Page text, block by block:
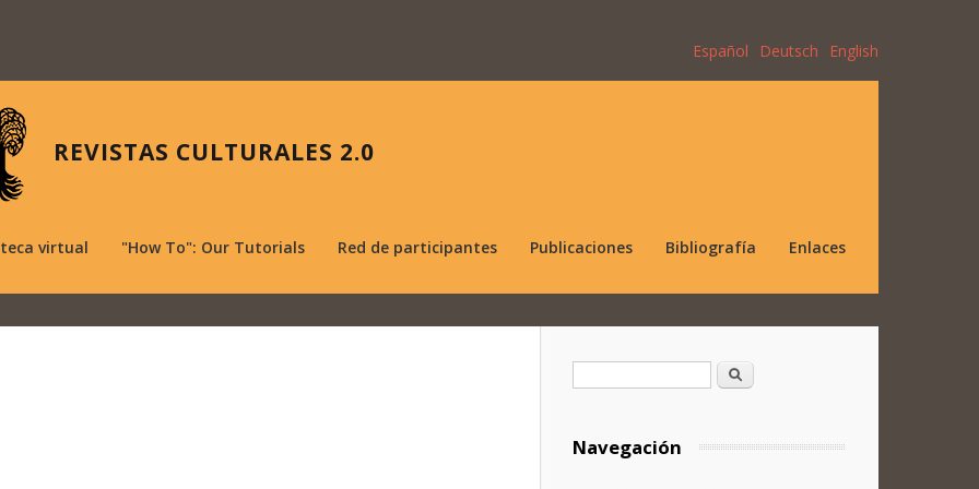
Español Deutsch English
REVISTAS CULTURALES 2.0
virtual "How To": Our Tutorials Red de participantes Publicaciones Bibliografía Enlaces
Formulario de búsqueda
Buscar
Navegación